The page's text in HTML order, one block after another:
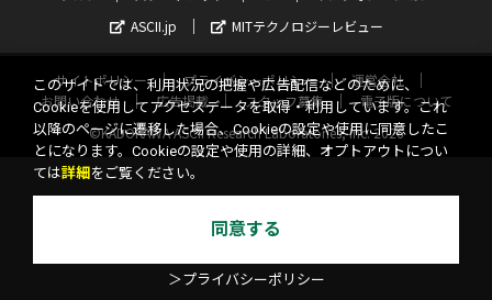
ASCII.jp
MITテクノロジーレビュー
サイトポリシー プライバシーポリシー
運営会社
お問い合わせ
広告掲載 スタッフ募集
電子版について
©KADOKAWA ASCII Research Laboratories, Inc. 2026
このサイトでは、利用状況の把握や広告配信などのために、
Cookieを使用してアクセスデータを取得・利用しています。これ
以降のページに遷移した場合、Cookieの設定や使用に同意したこ
とになります。Cookieの設定や使用の詳細、オプトアウトについ
ては詳細 をご覧ください。
同意する
＞プライバシーポリシー